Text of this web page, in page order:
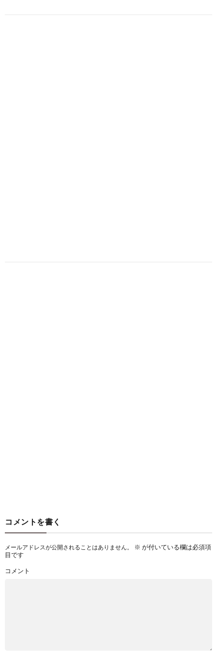
コメントを書く
メールアドレスが公開されることはありません。 ※ が付いている欄は必須項
目です
コメント